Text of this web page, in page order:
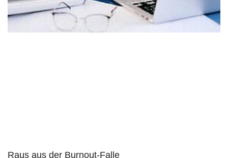
Raus aus der Burnout-Falle